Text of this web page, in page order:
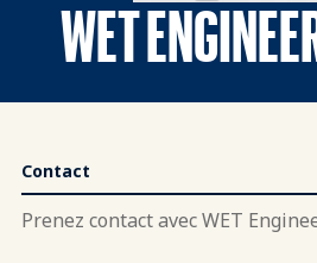
WET
Contact
Prenez contact avec WET